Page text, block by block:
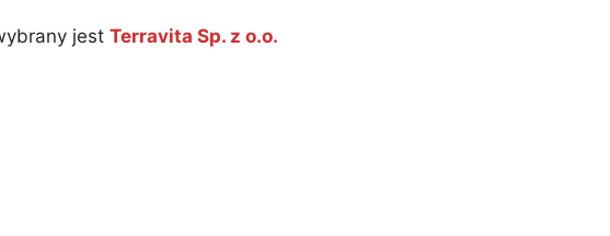
jest Terravita Sp. z o.o.